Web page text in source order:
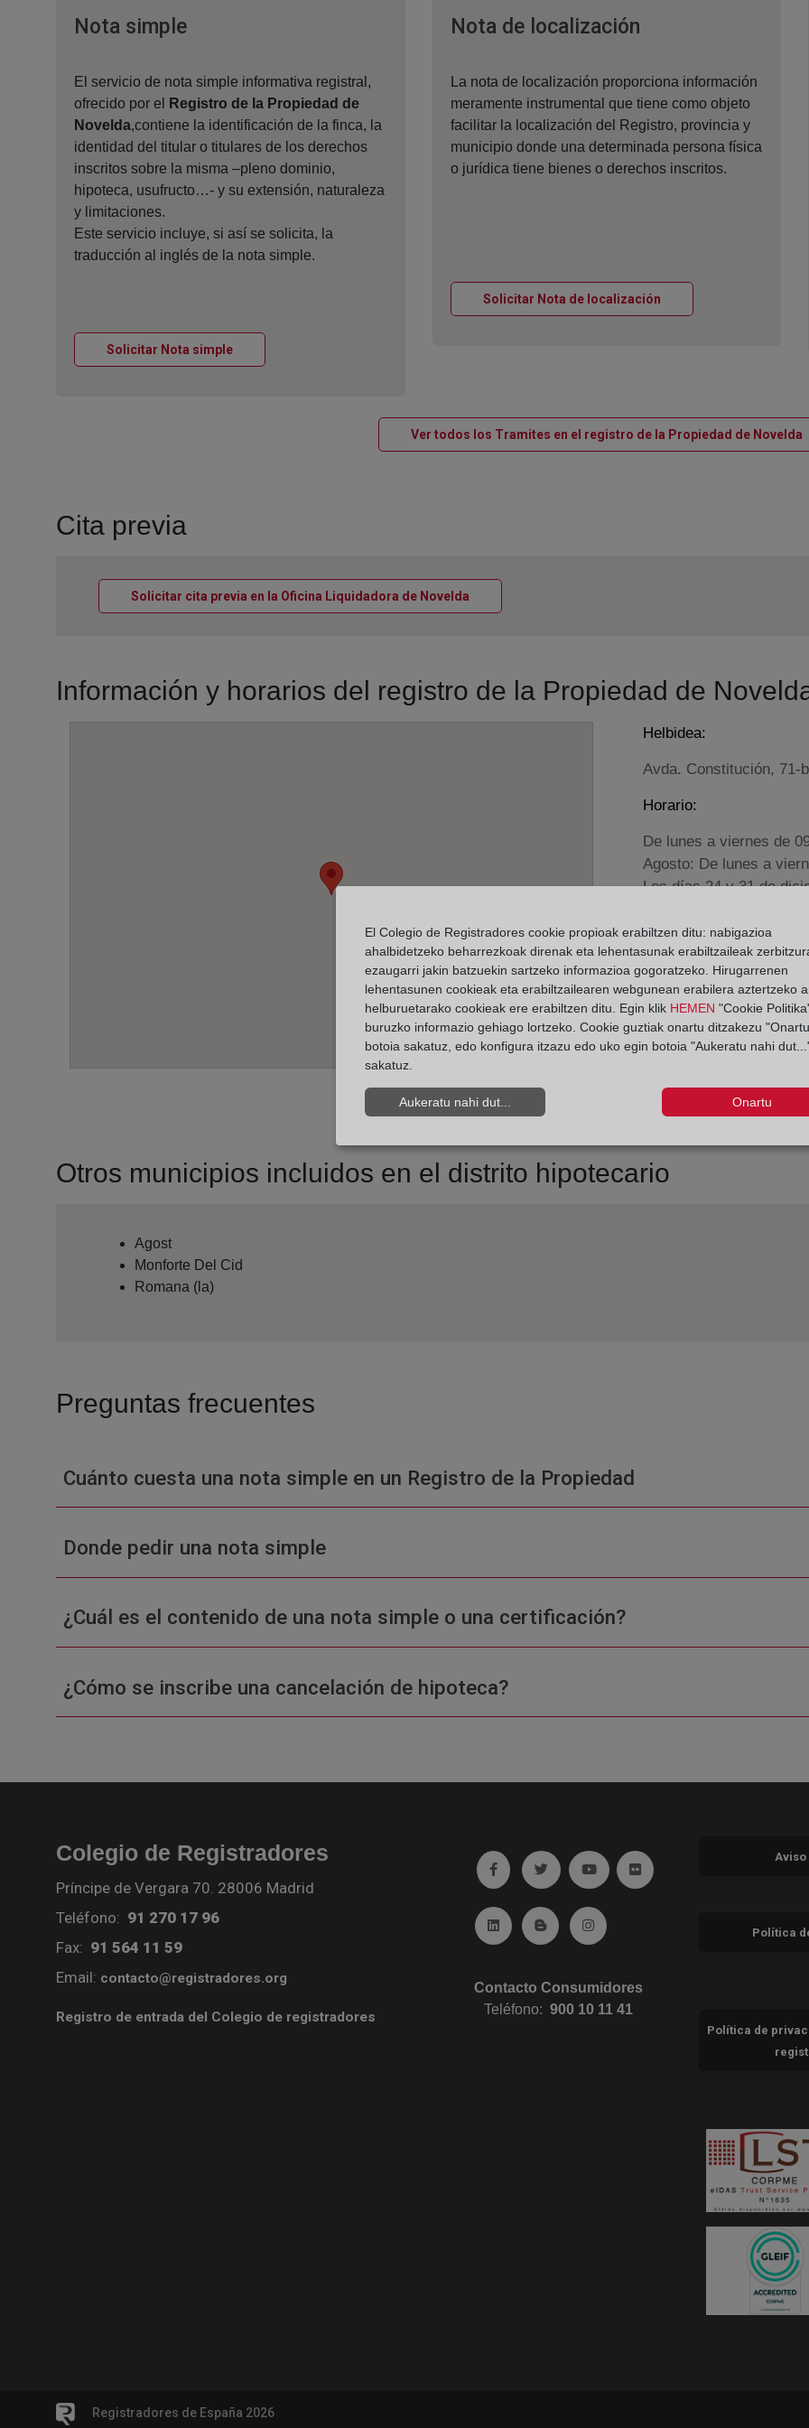
Nota simpleVentana nueva
El servicio de nota simple informativa registral,
ofrecido por el
Registro de la Propiedad de
Novelda,contiene la identificación de la finca, la
identidad del titular o titulares de los derechos
inscritos sobre la misma –pleno dominio,
hipoteca, usufructo…- y su extensión, naturaleza
y limitaciones.
Este servicio incluye, si así se solicita, la
traducción al inglés de la nota simple.
Solicitar Nota simpleVentana nueva
Nota de localizaciónVentana nueva
La nota de localización proporciona información
meramente instrumental que tiene como objeto
facilitar la localización del Registro, provincia y
municipio donde una determinada persona física
o jurídica tiene bienes o derechos inscritos.
Solicitar Nota de localizaciónVentana nueva
Ver todos los Tramites en el registro de la Propiedad de Novelda
Cita previa
Solicitar cita previa en la Oficina Liquidadora de Novelda
Información y horarios del registro de la Propiedad de
Helbidea:
Avda. Constitución, 71-
Horario:
De lunes a viernes de
Agosto: De lunes a
Los días 24 y 31 de
Datos de contacto:
(96) 560 21 85
Datos del Registrador:
Sofía María
dpo@corpme.es
Otros municipios incluidos en el distrito hipotecario
Agost
Monforte Del Cid
Romana (la)
Preguntas frecuentes
Cuánto cuesta una nota simple en un Registro de la Propiedad
Donde pedir una nota simple
¿Cuál es el contenido de una nota simple o una certificación?
¿Cómo se inscribe una cancelación de hipoteca?
Colegio de Registradores
Príncipe de Vergara 70. 28006 Madrid
Teléfono: 91 270 17 96
Fax: 91 564 11 59
Email: contacto@registradores.org
Registro de entrada del Colegio de registradores
Ir a facebook (abre en ventana nueva)
Ir a twitter (abre en ventana nueva)
Ir a YouTube (abre en ventana
Ir a Flickr (abre en ventana
Ir a Linkedin (abre en ventana nueva)
Ir al Blog (abre en ventana nueva)
Ir a Instagram (abre en ventana
Contacto Consumidores
Teléfono:900 10 11 41
Política
Política de
Registradores de España 2026
El Colegio de Registradores cookie propioak erabiltzen ditu: nabigazioa
ahalbidetzeko beharrezkoak direnak eta lehentasunak erabiltzaileak
ezaugarri jakin batzuekin sartzeko informazioa gogoratzeko. Hirugarrenen
lehentasunen cookieak eta erabiltzailearen webgunean erabilera aztertzeko
helburuetarako cookieak ere erabiltzen ditu. Egin klik HEMEN "Cookie
buruzko informazio gehiago lortzeko. Cookie guztiak onartu ditzakezu
botoia sakatuz, edo konfigura itzazu edo uko egin botoia "Aukeratu nahi
sakatuz.
Aukeratu nahi dut... Onartu